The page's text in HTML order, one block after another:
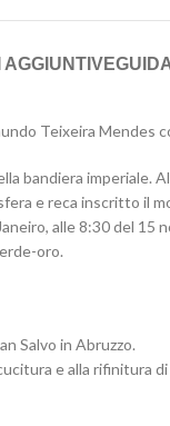
AGGIUNTIVE
Teixeira Mendes
bandiera
e reca inscritto il
alle 8:30 del
oro.
Salvo in Abruzzo.
e alla rifinitura